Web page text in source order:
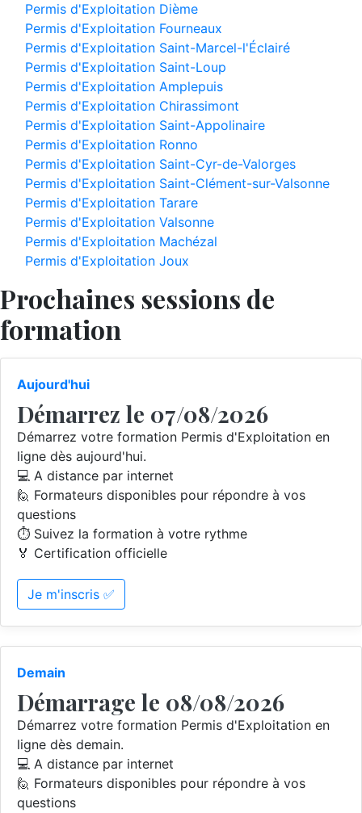
Permis d'Exploitation Dième
Permis d'Exploitation Fourneaux
Permis d'Exploitation Saint-Marcel-l'Éclairé
Permis d'Exploitation Saint-Loup
Permis d'Exploitation Amplepuis
Permis d'Exploitation Chirassimont
Permis d'Exploitation Saint-Appolinaire
Permis d'Exploitation Ronno
Permis d'Exploitation Saint-Cyr-de-Valorges
Permis d'Exploitation Saint-Clément-sur-Valsonne
Permis d'Exploitation Tarare
Permis d'Exploitation Valsonne
Permis d'Exploitation Machézal
Permis d'Exploitation Joux
Prochaines sessions de
formation
Aujourd'hui
Démarrez le 07/08/2026
Démarrez votre formation Permis d'Exploitation en
ligne dès aujourd'hui.
💻 A distance par internet
🙋 Formateurs disponibles pour répondre à vos
questions
⏱️ Suivez la formation à votre rythme
🏅 Certification officielle
Je m'inscris ✅
Demain
Démarrage le 08/08/2026
Démarrez votre formation Permis d'Exploitation en
ligne dès demain.
💻 A distance par internet
🙋 Formateurs disponibles pour répondre à vos
questions